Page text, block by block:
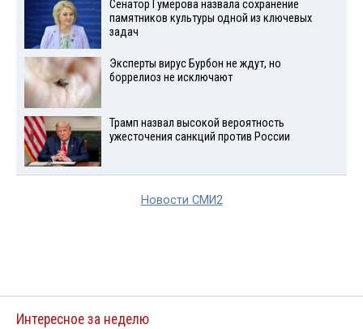
Сенатор Гумерова назвала сохранение
памятников культуры одной из ключевых
задач
Эксперты вирус Бурбон не ждут, но
боррелиоз не исключают
Трамп назвал высокой вероятность
ужесточения санкций против России
Новости СМИ2
Интересное за неделю